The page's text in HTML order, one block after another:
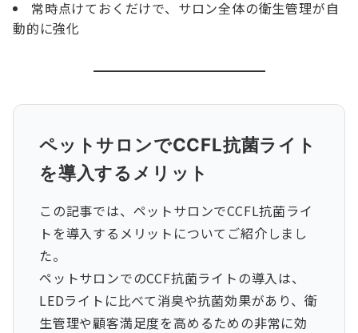
常時点けておくだけで、サロン全体の衛生管理が自
動的に強化
ペットサロンでCCFL抗菌ライト
を導入するメリット
この記事では、ペットサロンでCCFL抗菌ライ
トを導入するメリットについてご紹介しまし
た。
ペットサロンでのCCF抗菌ライトの導入は、
LEDライトに比べて消臭や抗菌効果があり、衛
生管理や顧客満足度を高めるための非常に効